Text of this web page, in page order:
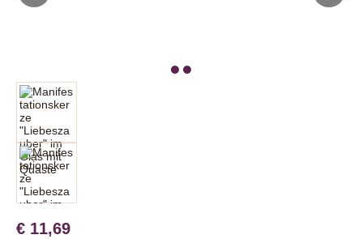
€ 11,69